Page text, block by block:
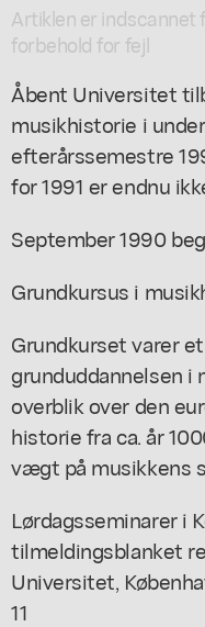
Artiklen er
forbehold for fejl
Åbent Universitet
musikhistorie i
efterårssemestre
for 1991 er endnu
September 1990
Grundkursus i
Grundkurset varer
grunduddannelsen i
overblik over den
historie fra ca. år
vægt på musikkens
Lørdagsseminarer i
tilmeldingsblanket
Universitet,
11